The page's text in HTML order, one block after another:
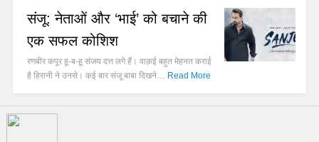
संजू: नेताओं और ‘भाई’ को बचाने की
एक सफल कोशिश
रणबीर कपूर हू-ब-हू संजय दत्त लगे हैं। वाक़ई बहुत मेहनत कराई
है हिरानी ने उनसे। कई बार संजू बाबा दिखने… Read More